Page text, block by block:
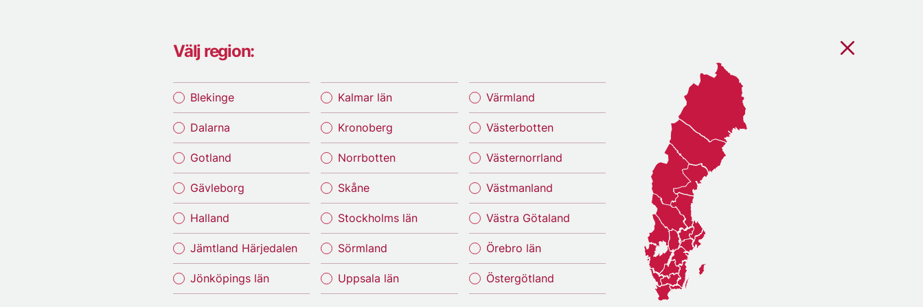
Välj region:
Blekinge
Dalarna
Gotland
Gävleborg
Halland
Jämtland Härjedalen
Jönköpings län
Kalmar län
Kronoberg
Norrbotten
Skåne
Stockholms län
Sörmland
Uppsala län
Värmland
Västerbotten
Västernorrland
Västmanland
Västra Götaland
Örebro län
Östergötland